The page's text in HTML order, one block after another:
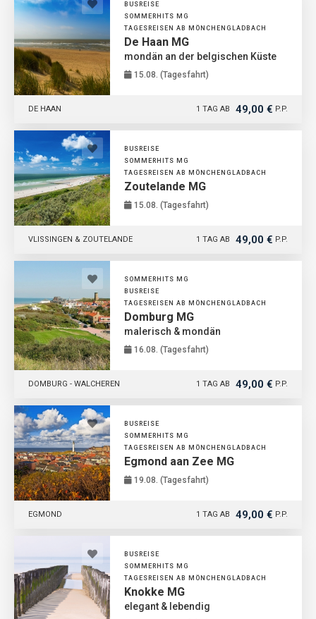
BUSREISE
SOMMERHITS MG
TAGESREISEN AB MÖNCHENGLADBACH
De Haan MG
mondän an der belgischen Küste
15.08. (Tagesfahrt)
1 TAG AB 49,00 € P.P.
DE HAAN
BUSREISE
SOMMERHITS MG
TAGESREISEN AB MÖNCHENGLADBACH
Zoutelande MG
15.08. (Tagesfahrt)
1 TAG AB 49,00 € P.P.
VLISSINGEN & ZOUTELANDE
SOMMERHITS MG
BUSREISE
TAGESREISEN AB MÖNCHENGLADBACH
Domburg MG
malerisch & mondän
16.08. (Tagesfahrt)
1 TAG AB 49,00 € P.P.
DOMBURG - WALCHEREN
BUSREISE
SOMMERHITS MG
TAGESREISEN AB MÖNCHENGLADBACH
Egmond aan Zee MG
19.08. (Tagesfahrt)
1 TAG AB 49,00 € P.P.
EGMOND
BUSREISE
SOMMERHITS MG
TAGESREISEN AB MÖNCHENGLADBACH
Knokke MG
elegant & lebendig